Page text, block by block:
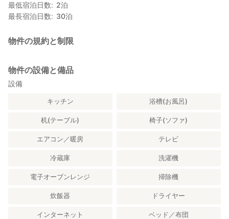
最低宿泊日数
2泊
最長宿泊日数
30泊
物件の規約と制限
物件の設備と備品
設備
キッチン 浴槽(お風呂)
机(テーブル) 椅子(ソファ)
エアコン／暖房 テレビ
冷蔵庫 洗濯機
電子オーブンレンジ 掃除機
炊飯器 ドライヤー
インターネット ベッド／布団